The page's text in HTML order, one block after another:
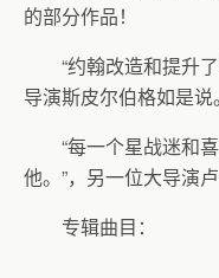
的部分作品！
“约翰改造和提升了
导演斯皮尔伯格如是说。
“每一个星战迷和喜
他。”，另一位大导演
专辑曲目：